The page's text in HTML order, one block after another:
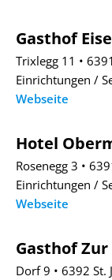
Gasthof
Trixlegg 11 •
Einrichtungen /
Webseite
Hotel
Rosenegg 3 •
Einrichtungen /
Webseite
Gasthof
Dorf 9 • 6392 St.